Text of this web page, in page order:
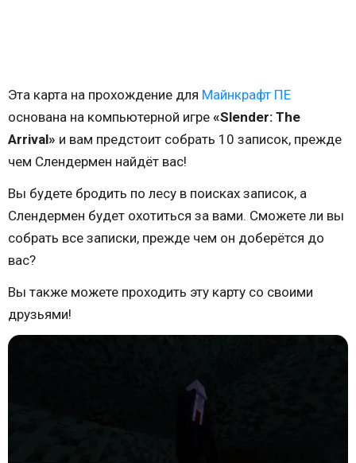
Эта карта на прохождение для Майнкрафт ПЕ
основана на компьютерной игре «Slender: The
Arrival» и вам предстоит собрать 10 записок, прежде
чем Слендермен найдёт вас!
Вы будете бродить по лесу в поисках записок, а
Слендермен будет охотиться за вами. Сможете ли вы
собрать все записки, прежде чем он доберётся до
вас?
Вы также можете проходить эту карту со своими
друзьями!